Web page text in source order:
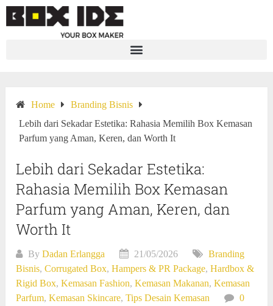
Home
Branding Bisnis
Lebih dari Sekadar Estetika: Rahasia Memilih Box Kemasan
Parfum yang Aman, Keren, dan Worth It
Lebih dari Sekadar Estetika:
Rahasia Memilih Box Kemasan
Parfum yang Aman, Keren, dan
Worth It
ByDadan Erlangga 21/05/2026
Branding
Bisnis,Corrugated Box,Hampers & PR Package,Hardbox &
Rigid Box,Kemasan Fashion,Kemasan Makanan,Kemasan
Parfum,Kemasan Skincare,Tips Desain Kemasan
0